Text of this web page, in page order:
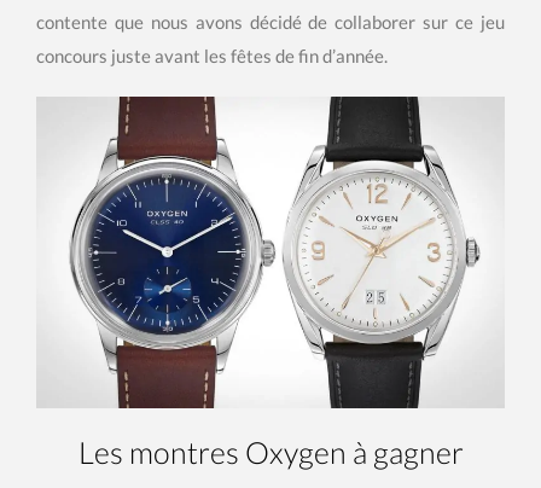
contente que nous avons décidé de collaborer sur ce jeu
concours juste avant les fêtes de fin d’année.
Les montres Oxygen à gagner